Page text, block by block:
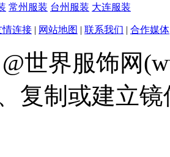
常州服装 台州服装 大连服装
情连接 | 网站地图 | 联系我们 | 合作媒体
世界服饰网
复制或建立